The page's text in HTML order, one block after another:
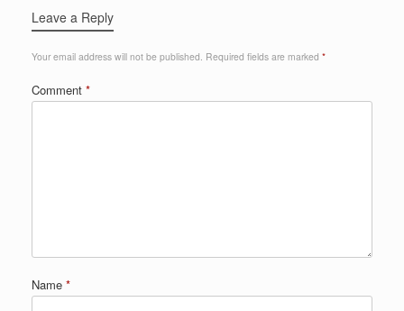
Leave a Reply
Your email address will not be published. Required fields are marked *
Comment *
Name *